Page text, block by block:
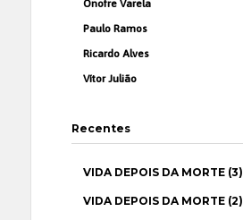
Onofre Varela
Paulo Ramos
Ricardo Alves
Vítor Julião
Recentes
VIDA DEPOIS DA MORTE (3)
VIDA DEPOIS DA MORTE (2)